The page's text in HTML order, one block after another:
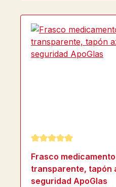
Calificación promedio
Frasco
transparente, tapón
seguridad ApoGlas